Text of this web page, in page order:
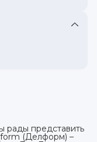
рады представить
(Делформ) –